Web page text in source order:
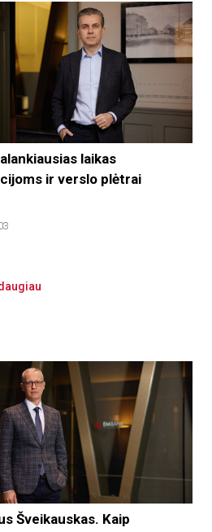
laikas
ir verslo plėtrai
Šveikauskas. Kaip